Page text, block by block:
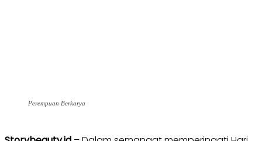
Perempuan Berkarya